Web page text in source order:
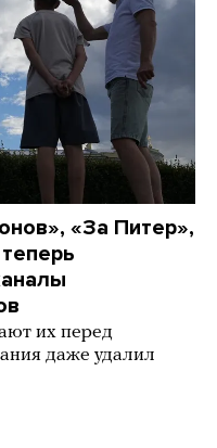
«За Питер»,
их перед
даже удалил